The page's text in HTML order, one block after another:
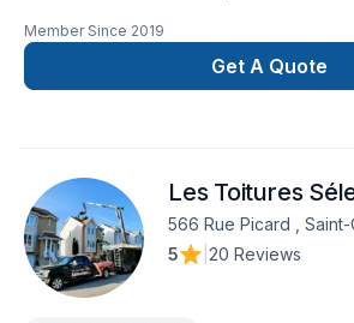
expérience, innovation et rigueur. Grâce
centrée sur le client, nous proposons
sur vos besoins et vos aspirations.
Member Since 2019
Get A Quote
Les Toitures
566 Rue Picard ,
5
20 Reviews